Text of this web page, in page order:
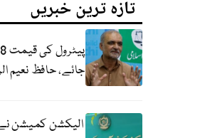
تازہ ترین خبریں
جائے، حافظ نعیم